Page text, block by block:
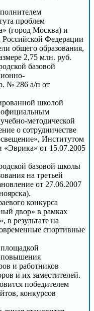
проблем
(город Москва) и
Российской Федерации
общего образования,
2,75 млн. руб.
базовой
№ 286 а/п от
школой
официальным
методической
о сотрудничестве
Институтом
«Эврика» от 15.07.2005
базовой школы
на третьей
от 27.06.2007
конкурса
двор» в рамках
в результате на
спортивные
площадкой
повышения
и работников
и их заместителей.
победителем
конкурсов